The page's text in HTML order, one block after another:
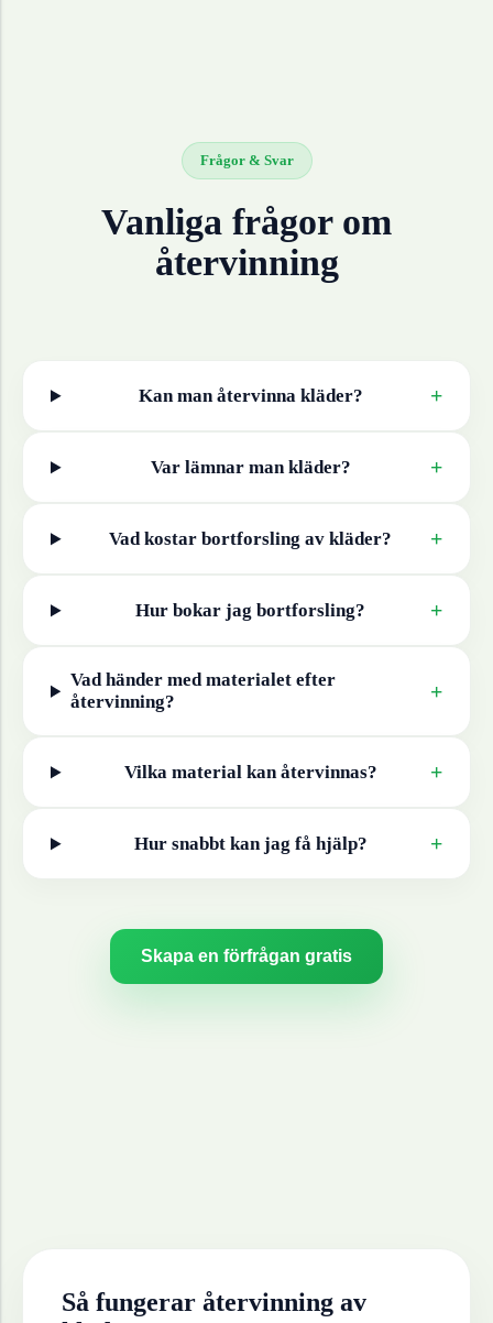
Frågor & Svar
Vanliga frågor om
återvinning
Kan man återvinna kläder? +
Var lämnar man kläder? +
Vad kostar bortforsling av kläder? +
Hur bokar jag bortforsling? +
Vad händer med materialet efter
återvinning?
+
Vilka material kan återvinnas? +
Hur snabbt kan jag få hjälp? +
Skapa en förfrågan gratis
Så fungerar återvinning av